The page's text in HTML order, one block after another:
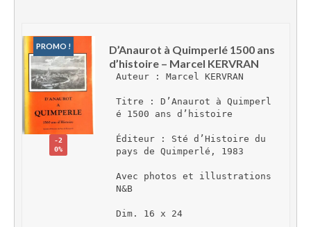
PROMO !
-2
0%
D’Anaurot à Quimperlé 1500 ans
d’histoire – Marcel KERVRAN
Auteur : Marcel KERVRAN
Titre : D’Anaurot à Quimperl
é 1500 ans d’histoire
Éditeur : Sté d’Histoire du
pays de Quimperlé, 1983
Avec photos et illustrations
N&B
Dim. 16 x 24